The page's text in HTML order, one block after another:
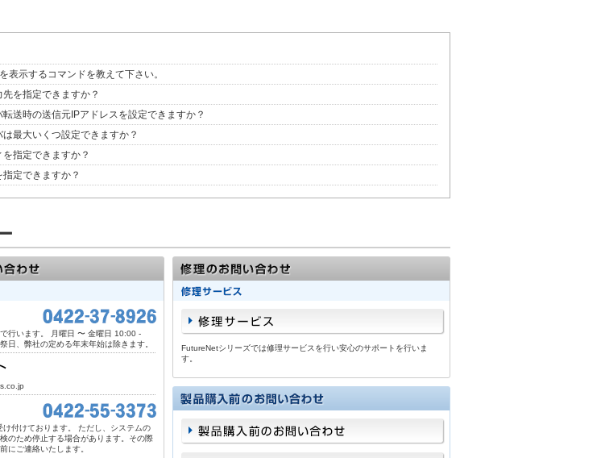
表示するコマンドを教えて下さい。
を指定できますか？
転送時の送信元IPアドレスを設定できますか？
最大いくつ設定できますか？
指定できますか？
定できますか？
行います。 月曜日 〜 金曜日 10:00 -
日、弊社の定める年末年始は除きます。
け付けております。 ただし、システムの
のため停止する場合があります。その際
にご連絡いたします。
FutureNetシリーズでは修理サービスを行い安心のサポートを行いま
す。